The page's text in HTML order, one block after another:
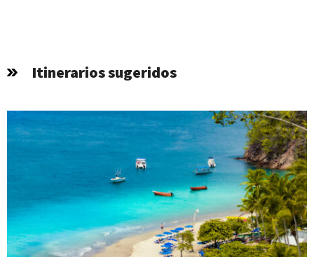
Itinerarios sugeridos